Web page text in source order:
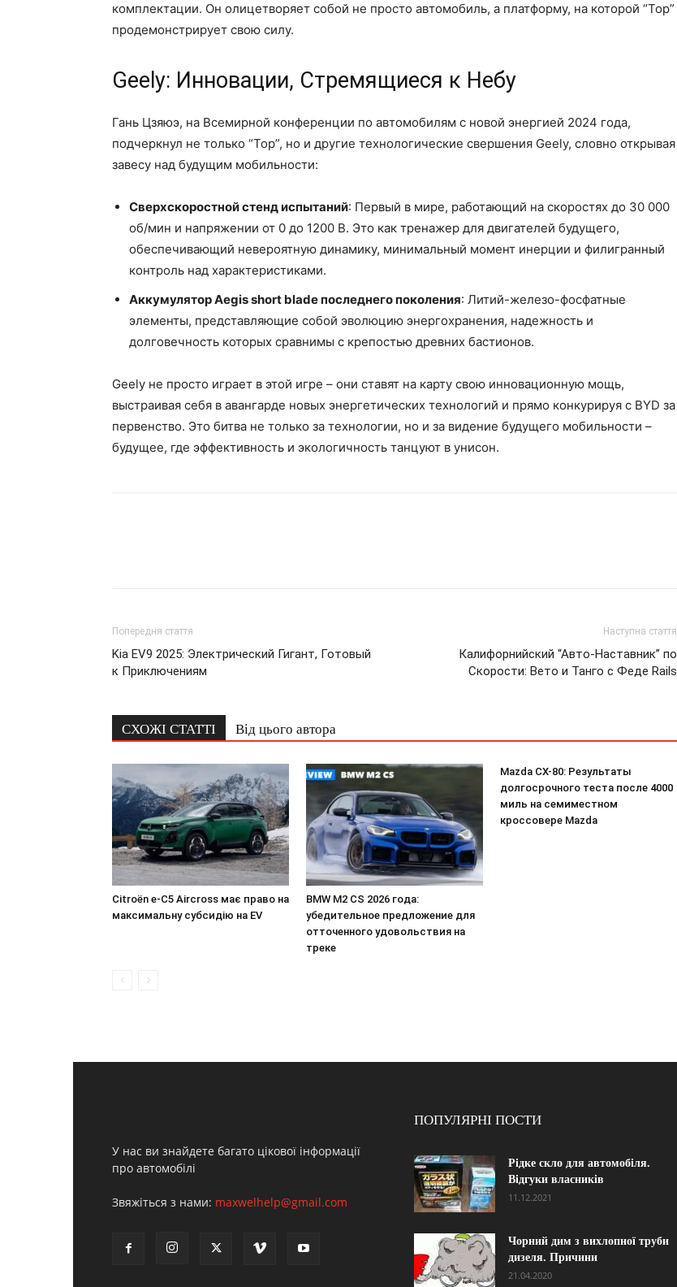
комплектации. Он олицетворяет собой не просто автомобиль, а платформу, на которой “Тор”
продемонстрирует свою силу.
Geely: Инновации, Стремящиеся к Небу
Гань Цзяюэ, на Всемирной конференции по автомобилям с новой энергией 2024 года,
подчеркнул не только “Тор”, но и другие технологические свершения Geely, словно открывая
завесу над будущим мобильности:
Сверхскоростной стенд испытаний: Первый в мире, работающий на скоростях до 30 000
об/мин и напряжении от 0 до 1200 В. Это как тренажер для двигателей будущего,
обеспечивающий невероятную динамику, минимальный момент инерции и филигранный
контроль над характеристиками.
Аккумулятор Aegis short blade последнего поколения: Литий-железо-фосфатные
элементы, представляющие собой эволюцию энергохранения, надежность и
долговечность которых сравнимы с крепостью древних бастионов.
Geely не просто играет в этой игре – они ставят на карту свою инновационную мощь,
выстраивая себя в авангарде новых энергетических технологий и прямо конкурируя с BYD за
первенство. Это битва не только за технологии, но и за видение будущего мобильности –
будущее, где эффективность и экологичность танцуют в унисон.
Попередня стаття
Kia EV9 2025: Электрический Гигант, Готовый
к Приключениям
Наступна стаття
Калифорнийский “Авто-Наставник” по
Скорости: Вето и Танго с Феде Rails
СХОЖІ СТАТТІ Від цього автора
Citroën e-C5 Aircross має право на
максимальну субсидію на EV
BMW M2 CS 2026 года:
убедительное предложение для
отточенного удовольствия на
треке
Mazda CX-80: Результаты
долгосрочного теста после 4000
миль на семиместном
кроссовере Mazda
У нас ви знайдете багато цікової інформації
про автомобілі
Звяжіться з нами: maxwelhelp@gmail.com
ПОПУЛЯРНІ ПОСТИ
Рідке скло для автомобіля.
Відгуки власників
11.12.2021
Чорний дим з вихлопної труби
дизеля. Причини
21.04.2020